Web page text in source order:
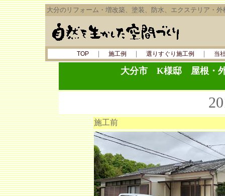
大分のリフォーム・増改築、塗装、防水、エクステリア・
TOP｜ 施工例 ｜ 選りすぐり施工例 ｜ 当
大分市 K様邸 屋根・外
施工前